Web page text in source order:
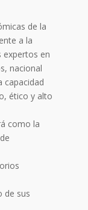
de la
a la
expertos en
nacional
capacidad
ético y alto
como la
de sus